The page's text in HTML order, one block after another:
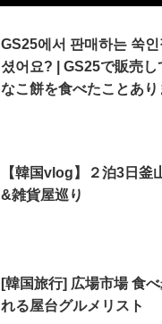
GS25에서 판매하는 쑥
셨어요? | GS25で販売し
なこ餅を食べたことあり
【韓国vlog】２泊3日
&雑貨屋巡り
[韓国旅行] 広場市場 食
れる屋台グルメリスト